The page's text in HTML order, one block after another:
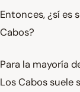
Entonces, ¿sí es
Cabos?
Para la mayoría
Los Cabos suele